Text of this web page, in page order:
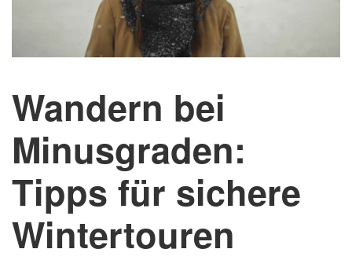
Wandern bei
Minusgraden:
Tipps für sichere
Wintertouren